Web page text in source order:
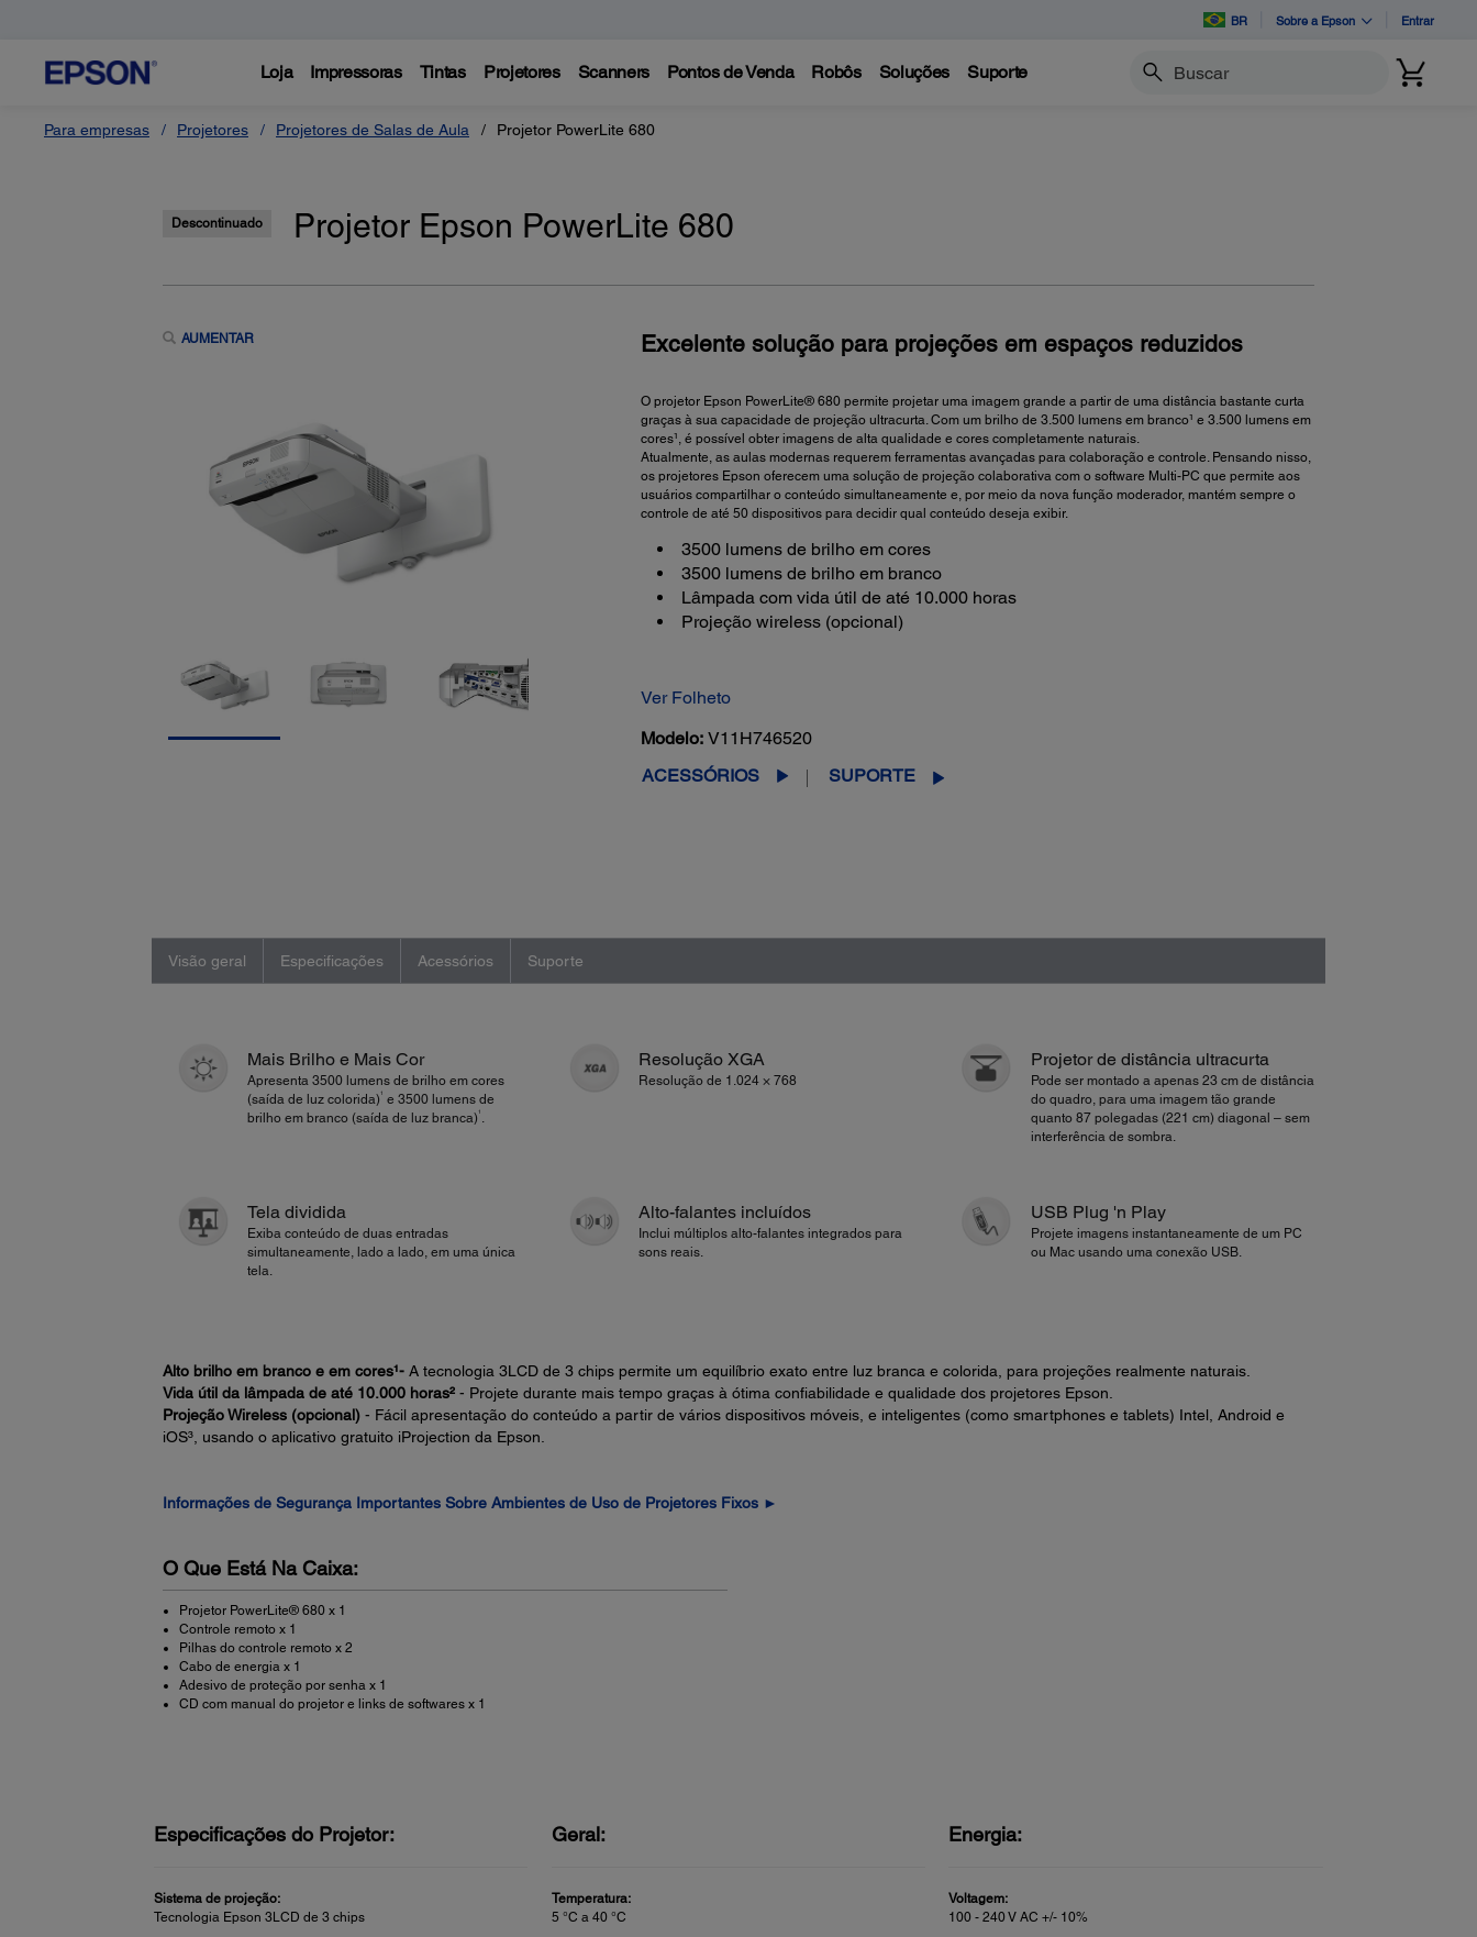
BR Sobre a Epson Entrar
Loja Impressoras Tintas Projetores Scanners Pontos de Venda Robôs Soluções Suporte Buscar
Para empresas Projetores Projetores de Salas de Aula Projetor PowerLite 680
Descontinuado Projetor Epson PowerLite 680
AUMENTAR Excelente solução para projeções em espaços reduzidos
O projetor Epson PowerLite® 680 permite projetar uma imagem grande a partir de uma distância bastante curta
graças à sua capacidade de projeção ultracurta. Com um brilho de 3.500 lumens em branco¹ e 3.500 lumens em
cores¹, é possível obter imagens de alta qualidade e cores completamente naturais.
Atualmente, as aulas modernas requerem ferramentas avançadas para colaboração e controle. Pensando nisso,
os projetores Epson oferecem uma solução de projeção colaborativa com o software Multi-PC que permite aos
usuários compartilhar o conteúdo simultaneamente e, por meio da nova função moderador, mantém sempre o
controle de até 50 dispositivos para decidir qual conteúdo deseja exibir.
3500 lumens de brilho em cores
3500 lumens de brilho em branco
Lâmpada com vida útil de até 10.000 horas
Projeção wireless (opcional)
Ver Folheto
Modelo: V11H746520
ACESSÓRIOS
SUPORTE
Visão geral Especificações Acessórios Suporte
Mais Brilho e Mais Cor
Apresenta 3500 lumens de brilho em cores
(saída de luz colorida) e 3500 lumens de
brilho em branco (saída de luz branca)
Resolução XGA
Resolução de 1.024 × 768
Projetor de distância ultracurta
Pode ser montado a apenas 23 cm de distância
do quadro, para uma imagem tão grande
quanto 87 polegadas (221 cm) diagonal – sem
interferência de sombra.
Tela dividida
Exiba conteúdo de duas entradas
simultaneamente, lado a lado, em uma única
tela.
Alto-falantes incluídos
Inclui múltiplos alto-falantes integrados para
sons reais.
USB Plug 'n Play
Projete imagens instantaneamente de um PC
ou Mac usando uma conexão USB.
Alto brilho em branco e em cores¹- A tecnologia 3LCD de 3 chips permite um equilíbrio exato entre luz branca e colorida, para projeções realmente naturais.
Vida útil da lâmpada de até 10.000 horas² - Projete durante mais tempo graças à ótima confiabilidade e qualidade dos projetores Epson.
Projeção Wireless (opcional) - Fácil apresentação do conteúdo a partir de vários dispositivos móveis, e inteligentes (como smartphones e tablets) Intel, Android e
iOS³, usando o aplicativo gratuito iProjection da Epson.
Informações de Segurança Importantes Sobre Ambientes de Uso de Projetores Fixos ►
O Que Está Na Caixa:
Projetor PowerLite® 680 x 1
Controle remoto x 1
Pilhas do controle remoto x 2
Cabo de energia x 1
Adesivo de proteção por senha x 1
CD com manual do projetor e links de softwares x 1
Especificações do Projetor:
Sistema de projeção:
Tecnologia Epson 3LCD de 3 chips
Geral:
Temperatura:
5 °C a 40 °C
Energia:
Voltagem:
100 - 240 V AC +/- 10%